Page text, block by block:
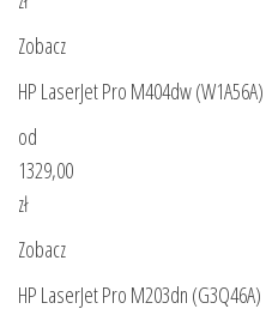
Zobacz
HP LaserJet Pro M404dw (W1A56A)
od
1329,00
zł
Zobacz
HP LaserJet Pro M203dn (G3Q46A)